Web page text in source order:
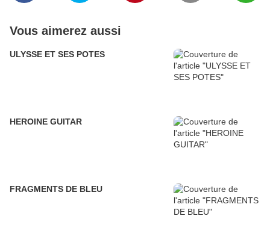
Vous aimerez aussi
ULYSSE ET SES POTES
HEROINE GUITAR
FRAGMENTS DE BLEU